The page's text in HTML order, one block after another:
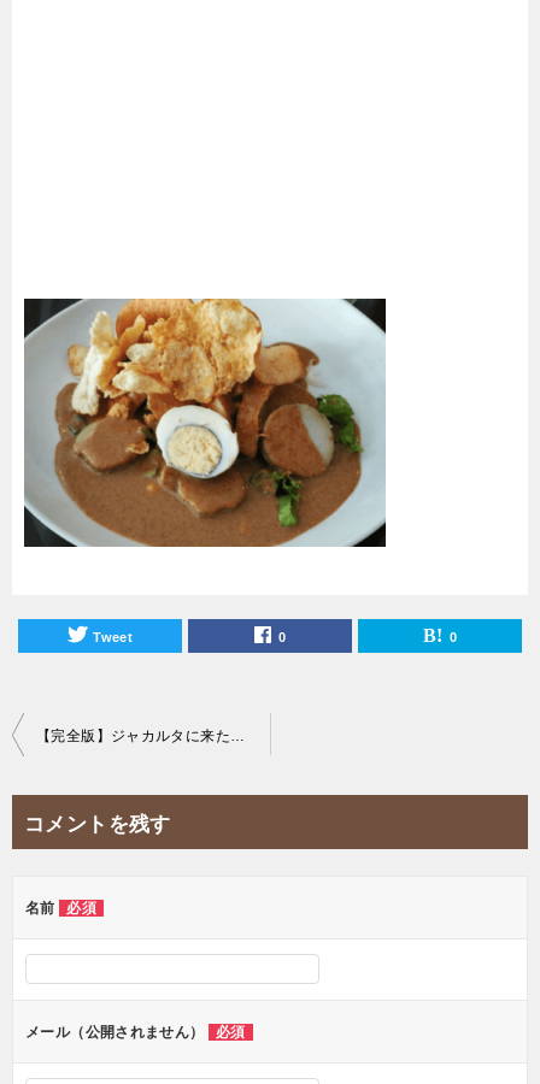
Tweet 0 0
投
ー
ョ
【完全版】ジャカルタに来たらこれを食べろ！おすすめローカルフード30選から究極のインドネシア料理を厳選！
コメントを残す
名前 必須
メール（公開されません） 必須